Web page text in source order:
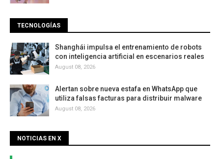
TECNOLOGÍAS
Shanghái impulsa el entrenamiento de robots
con inteligencia artificial en escenarios reales
August 08, 2026
Alertan sobre nueva estafa en WhatsApp que
utiliza falsas facturas para distribuir malware
August 08, 2026
NOTICIAS EN X